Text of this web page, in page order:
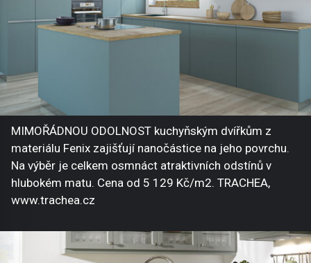
MIMOŘÁDNOU ODOLNOST kuchyňským dvířkům z
materiálu Fenix zajišťují nanočástice na jeho povrchu.
Na výběr je celkem osmnáct atraktivních odstínů v
hlubokém matu. Cena od 5 129 Kč/m2. TRACHEA,
www.trachea.cz